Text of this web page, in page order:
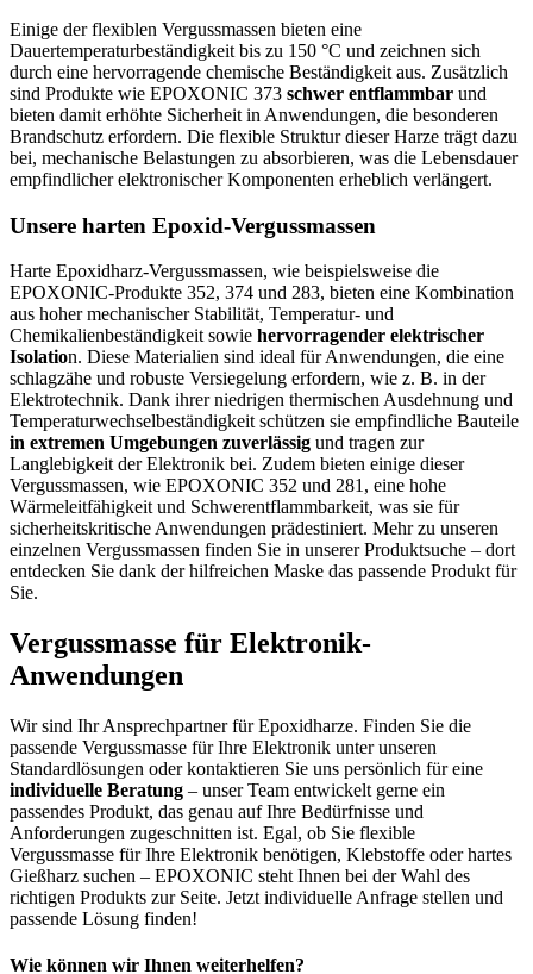
Einige der flexiblen Vergussmassen bieten eine
Dauertemperaturbeständigkeit bis zu 150 °C und zeichnen sich
durch eine hervorragende chemische Beständigkeit aus. Zusätzlich
sind Produkte wie EPOXONIC 373 schwer entflammbar und
bieten damit erhöhte Sicherheit in Anwendungen, die besonderen
Brandschutz erfordern. Die flexible Struktur dieser Harze trägt dazu
bei, mechanische Belastungen zu absorbieren, was die Lebensdauer
empfindlicher elektronischer Komponenten erheblich verlängert.
Unsere harten Epoxid-Vergussmassen
Harte Epoxidharz-Vergussmassen, wie beispielsweise die
EPOXONIC-Produkte 352, 374 und 283, bieten eine Kombination
aus hoher mechanischer Stabilität, Temperatur- und
Chemikalienbeständigkeit sowie hervorragender elektrischer
Isolation. Diese Materialien sind ideal für Anwendungen, die eine
schlagzähe und robuste Versiegelung erfordern, wie z. B. in der
Elektrotechnik. Dank ihrer niedrigen thermischen Ausdehnung und
Temperaturwechselbeständigkeit schützen sie empfindliche Bauteile
in extremen Umgebungen zuverlässig und tragen zur
Langlebigkeit der Elektronik bei. Zudem bieten einige dieser
Vergussmassen, wie EPOXONIC 352 und 281, eine hohe
Wärmeleitfähigkeit und Schwerentflammbarkeit, was sie für
sicherheitskritische Anwendungen prädestiniert. Mehr zu unseren
einzelnen Vergussmassen finden Sie in unserer Produktsuche – dort
entdecken Sie dank der hilfreichen Maske das passende Produkt für
Sie.
Vergussmasse für Elektronik-
Anwendungen
Wir sind Ihr Ansprechpartner für Epoxidharze. Finden Sie die
passende Vergussmasse für Ihre Elektronik unter unseren
Standardlösungen oder kontaktieren Sie uns persönlich für eine
individuelle Beratung – unser Team entwickelt gerne ein
passendes Produkt, das genau auf Ihre Bedürfnisse und
Anforderungen zugeschnitten ist. Egal, ob Sie flexible
Vergussmasse für Ihre Elektronik benötigen, Klebstoffe oder hartes
Gießharz suchen – EPOXONIC steht Ihnen bei der Wahl des
richtigen Produkts zur Seite. Jetzt individuelle Anfrage stellen und
passende Lösung finden!
Wie können wir Ihnen weiterhelfen?